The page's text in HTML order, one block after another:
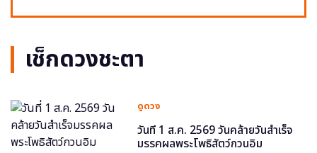
เช็กดวงชะตา
ดูดวง
วันที่ 1 ส.ค. 2569 วันคล้ายวันสำเร็จ
มรรคผลพระโพธิสัตว์กวนอิม